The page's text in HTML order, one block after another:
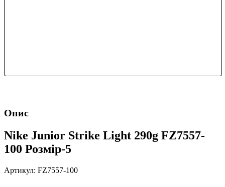
Опис
Nike Junior Strike Light 290g FZ7557-
100 Розмір-5
Артикул: FZ7557-100